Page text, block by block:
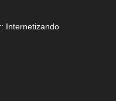
Internetizando